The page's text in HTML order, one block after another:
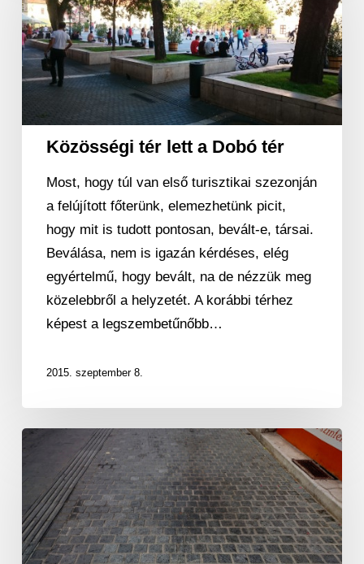
lett
a
Dobó
tér
Közösségi tér lett a Dobó tér
Most, hogy túl van első turisztikai szezonján
a felújított főterünk, elemezhetünk picit,
hogy mit is tudott pontosan, bevált-e, társai.
Beválása, nem is igazán kérdéses, elég
egyértelmű, hogy bevált, na de nézzük meg
közelebbről a helyzetét. A korábbi térhez
képest a legszembetűnőbb…
2015. szeptember 8.
szorulnak
új
díszburkolatok